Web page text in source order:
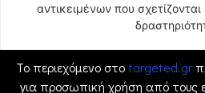
αντικειμένων που
Το περιεχόμενο στο targeted.gr
για προσωπική χρήση από τους